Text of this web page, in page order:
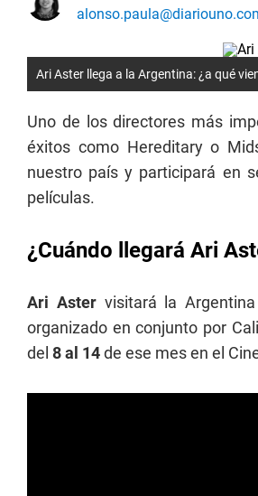
Ari Aster llega a la Argentina: ¿a qué
Uno de los directores más
éxitos como Hereditary o
nuestro país y participará en
películas.
¿Cuándo llegará Ari
Ari Astervisitará la
organizado en conjunto por
del 8 al 14de ese mes en el